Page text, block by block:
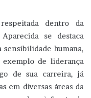
dentro da
se destaca
humana,
de liderança
de sua carreira, já
em diversas áreas da